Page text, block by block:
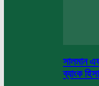
সালমান
ব্যাংক